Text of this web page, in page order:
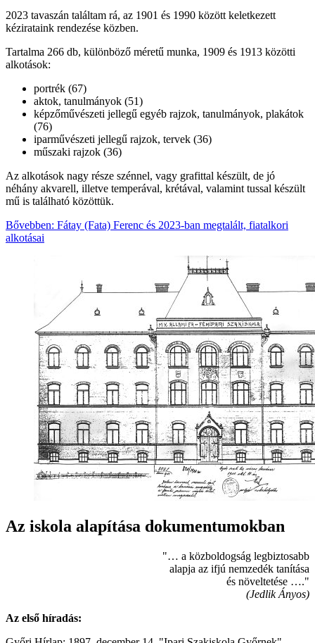
2023 tavaszán találtam rá, az 1901 és 1990 között keletkezett
kézirataink rendezése közben.
Tartalma 266 db, különböző méretű munka, 1909 és 1913 közötti
alkotások:
portrék (67)
aktok, tanulmányok (51)
képzőművészeti jellegű egyéb rajzok, tanulmányok, plakátok
(76)
iparművészeti jellegű rajzok, tervek (36)
műszaki rajzok (36)
Az alkotások nagy része szénnel, vagy grafittal készült, de jó
néhány akvarell, illetve temperával, krétával, valamint tussal készült
mű is található közöttük.
Bővebben: Fátay (Fata) Ferenc és 2023-ban megtalált, fiatalkori
alkotásai
Az iskola alapítása dokumentumokban
"… a közboldogság legbiztosabb
alapja az ifjú nemzedék tanítása
és növeltetése …."
(Jedlik Ányos)
Az első híradás: